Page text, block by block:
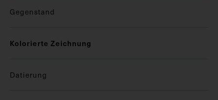
Gegenstand
Kolorierte Zeichnung
Datierung